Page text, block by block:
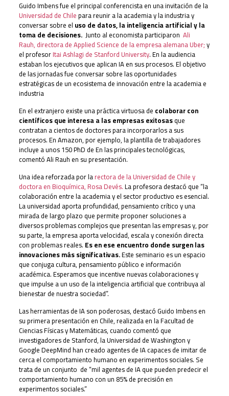
Guido Imbens fue el principal conferencista en una invitación de la
Universidad de Chilepara reunir a la academia y la industria y
conversar sobre el uso de datos, la inteligencia artificial y la
toma de decisiones. Junto al economista participaron Ali
Rauh, directora de Applied Science de la empresa alemana Uber;y
el profesorItai Ashlagi de Stanford University. En la audiencia
estaban los ejecutivos que aplican IA en sus procesos. El objetivo
de las jornadas fue conversar sobre las oportunidades
estratégicas de un ecosistema de innovación entre la academia e
industria
En el extranjero existe una práctica virtuosa de colaborar con
científicos que interesa a las empresas exitosasque
contratan a cientos de doctores para incorporarlos a sus
procesos. En Amazon, por ejemplo, la plantilla de trabajadores
incluye a unos 150 PhD de En las principales tecnológicas,
comentó Ali Rauh en su presentación.
Una idea reforzada por larectora de la Universidad de Chile y
doctora en Bioquímica, Rosa Devés.La profesora destacó que “la
colaboración entre la academia y el sector productivo es esencial.
La universidad aporta profundidad, pensamiento crítico y una
mirada de largo plazo que permite proponer soluciones a
diversos problemas complejos que presentan las empresas y, por
su parte, la empresa aporta velocidad, escala y conexión directa
con problemas reales. Es en ese encuentro donde surgen las
innovaciones más significativas.Este seminario es un espacio
que conjuga cultura, pensamiento público e información
académica. Esperamos que incentive nuevas colaboraciones y
que impulse a un uso de la inteligencia artificial que contribuya al
bienestar de nuestra sociedad”.
Las herramientas de IA son poderosas, destacó Guido Imbens en
su primera presentación en Chile, realizada en la Facultad de
Ciencias Físicas y Matemáticas, cuando comentó que
investigadores de Stanford, la Universidad de Washington y
Google DeepMind han creado agentes de IA capaces de imitar de
cerca el comportamiento humano en experimentos sociales. Se
trata de un conjunto de “mil agentes de IA que pueden predecir el
comportamiento humano con un 85% de precisión en
experimentos sociales.”